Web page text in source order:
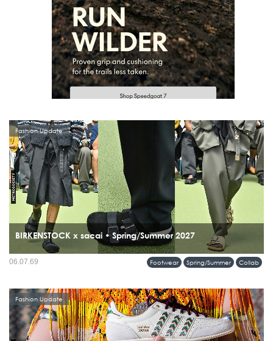
BIRKENSTOCK x sacai • Spring/Summer 2027
เปิดตัวความร่วมมือครั้งแรกบนรันเวย์ sacai Men’s Spring & Summer 2027
Collection กับคอลเลคชั่นที่นำรองเท้าระดับไอคอนของ BIRKENSTOCK มารื้อสร้าง
Fashion Update
Footwear Spring/Summer Collab
06.07.69
Fashion Update